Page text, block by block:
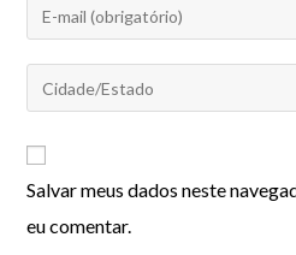
Salvar meus dados neste
eu comentar.